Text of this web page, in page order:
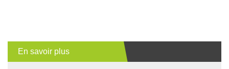
En savoir plus